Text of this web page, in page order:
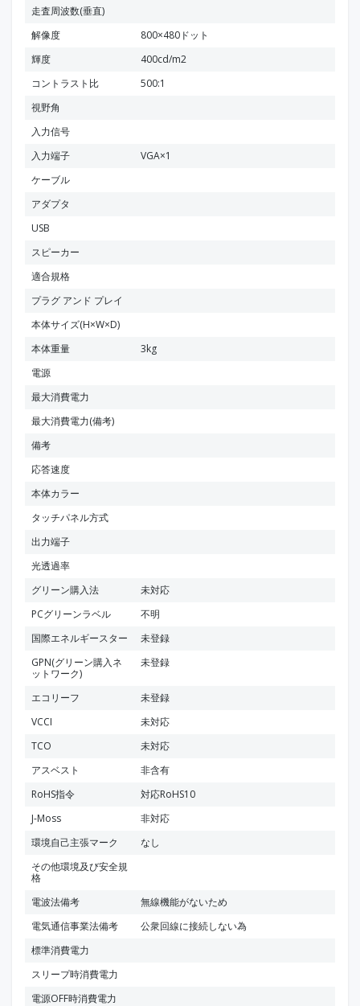
走査周波数(垂直)
解像度
800×480ドット
輝度
400cd/m2
コントラスト比
500:1
視野角
入力信号
入力端子
VGA×1
ケーブル
アダプタ
USB
スピーカー
適合規格
プラグ アンド プレイ
本体サイズ(H×W×D)
本体重量
3kg
電源
最大消費電力
最大消費電力(備考)
備考
応答速度
本体カラー
タッチパネル方式
出力端子
光透過率
グリーン購入法
未対応
PCグリーンラベル
不明
国際エネルギースター
未登録
GPN(グリーン購入ネ
ットワーク)
未登録
エコリーフ
未登録
VCCI
未対応
TCO
未対応
アスベスト
非含有
RoHS指令
対応RoHS10
J-Moss
非対応
環境自己主張マーク
なし
その他環境及び安全規
格
電波法備考
無線機能がないため
電気通信事業法備考
公衆回線に接続しない為
標準消費電力
スリープ時消費電力
電源OFF時消費電力